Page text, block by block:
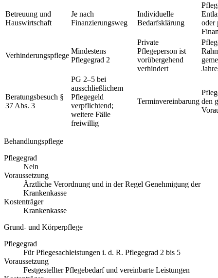
Betreuung und
Hauswirtschaft
Je nach
Finanzierungsweg
Individuelle
Bedarfsklärung
oder
Verhinderungspflege
Mindestens
Pflegegrad 2
Private
Pflegeperson ist
vorübergehend
verhindert
Beratungsbesuch §
37 Abs. 3
PG 2–5 bei
ausschließlichem
Pflegegeld
verpflichtend;
weitere Fälle
freiwillig
Terminvereinbarung den
Behandlungspflege
Pflegegrad
Nein
Voraussetzung
Ärztliche Verordnung und in der Regel Genehmigung der
Krankenkasse
Kostenträger
Krankenkasse
Grund- und Körperpflege
Pflegegrad
Für Pflegesachleistungen i. d. R. Pflegegrad 2 bis 5
Voraussetzung
Festgestellter Pflegebedarf und vereinbarte Leistungen